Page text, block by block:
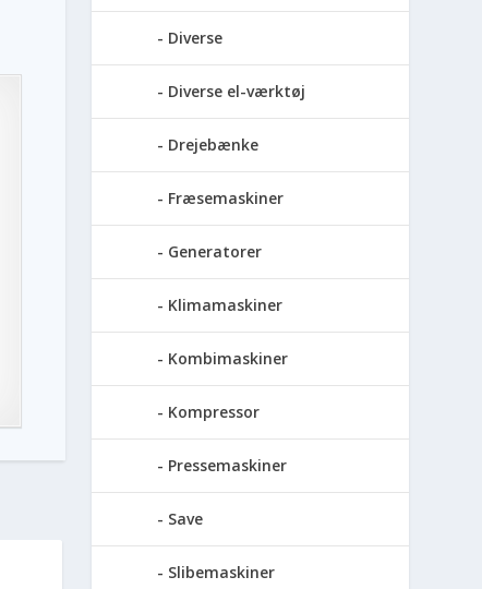
Diverse
Diverse el-værktøj
Drejebænke
Fræsemaskiner
Generatorer
Klimamaskiner
Kombimaskiner
Kompressor
Pressemaskiner
Save
Slibemaskiner